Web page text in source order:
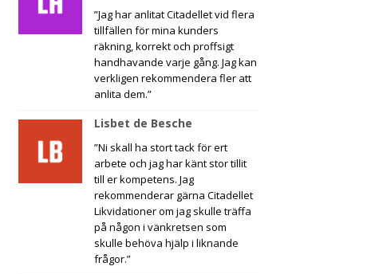
”Jag har anlitat Citadellet vid flera
tillfällen för mina kunders
räkning, korrekt och proffsigt
handhavande varje gång. Jag kan
verkligen rekommendera fler att
anlita dem.”
Lisbet de Besche
”Ni skall ha stort tack för ert
arbete och jag har känt stor tillit
till er kompetens. Jag
rekommenderar gärna Citadellet
Likvidationer om jag skulle träffa
på någon i vänkretsen som
skulle behöva hjälp i liknande
frågor.”